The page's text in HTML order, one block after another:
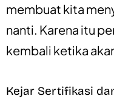
membuat kita
nanti. Karena itu
kembali ketika
Kejar Sertifikasi